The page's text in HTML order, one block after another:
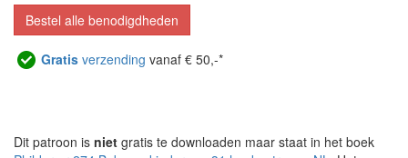
Bestel alle benodigdheden
Gratis verzending vanaf € 50,-*
Dit patroon is niet gratis te downloaden maar staat in het boek